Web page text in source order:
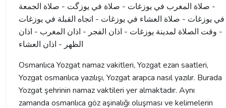
- صلاة المغرب في يوزغات - صلاة في یوزگت - صلاة الجمعة
في يوزغات - صلاة العشاء في يوزغات - اتجاه القبلة في يوزغات
- وقت الصلاة لمدينة يوزغات - اذان الفجر - اذان المغرب - اذان
الظهر - اذان العشاء
Osmanlıca Yozgat namaz vakitleri, Yozgat ezan saatleri,
Yozgat osmanlıca yazılışı, Yozgat arapca nasıl yazılır. Burada
Yozgat şehrinin namaz vaktileri yer almaktadır. Aynı
zamanda osmanlıca göz aşinalığı oluşması ve kelimelerin